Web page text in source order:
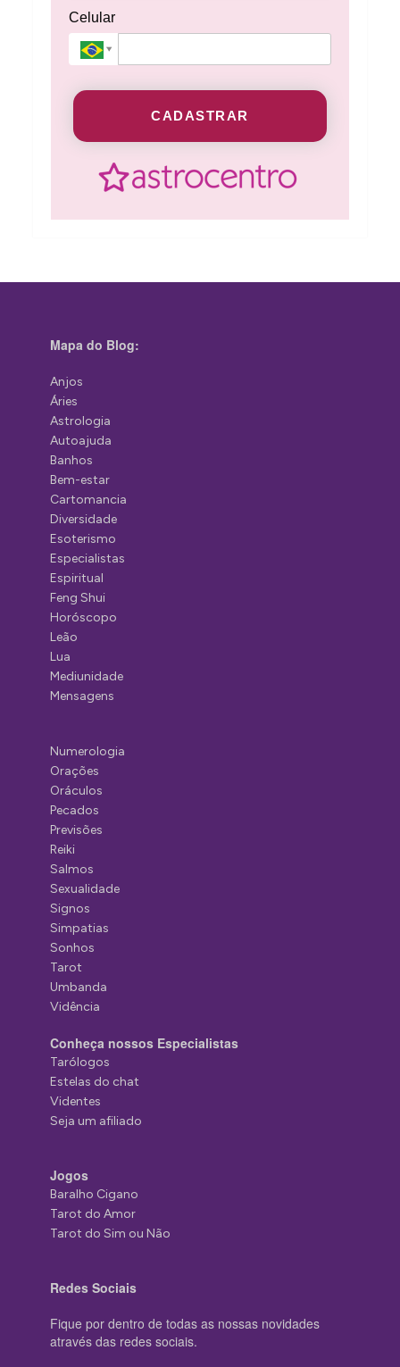
Celular
CADASTRAR
Mapa do Blog:
Anjos
Áries
Astrologia
Autoajuda
Banhos
Bem-estar
Cartomancia
Diversidade
Esoterismo
Especialistas
Espiritual
Feng Shui
Horóscopo
Leão
Lua
Mediunidade
Mensagens
Numerologia
Orações
Oráculos
Pecados
Previsões
Reiki
Salmos
Sexualidade
Signos
Simpatias
Sonhos
Tarot
Umbanda
Vidência
Conheça nossos Especialistas
Tarólogos
Estelas do chat
Videntes
Seja um afiliado
Jogos
Baralho Cigano
Tarot do Amor
Tarot do Sim ou Não
Redes Sociais
Fique por dentro de todas as nossas novidades
através das redes sociais.